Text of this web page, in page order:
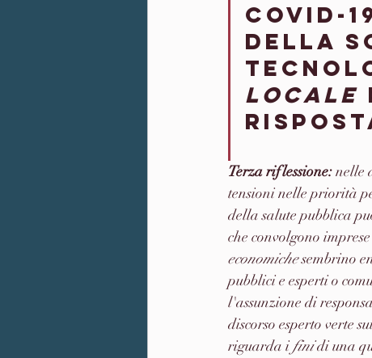
Covid-
della
locale
Terza riflessione: nelle
tensioni nelle priorità
della salute pubblica
che convolgono
economiche sembrino
pubblici e esperti o
l'assunzione di
discorso esperto verte
riguarda i fini di una